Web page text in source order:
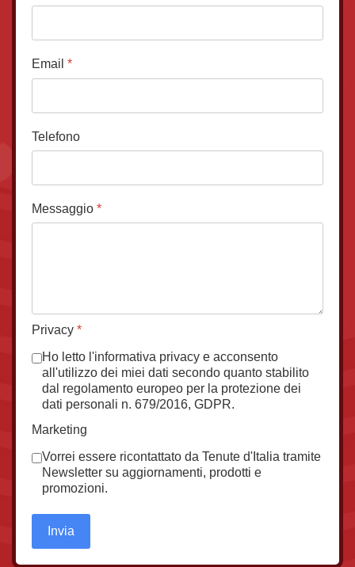
Email *
Telefono
Messaggio *
Privacy *
Ho letto l'informativa privacy e acconsento
all'utilizzo dei miei dati secondo quanto stabilito
dal regolamento europeo per la protezione dei
dati personali n. 679/2016, GDPR.
Marketing
Vorrei essere ricontattato da Tenute d'Italia tramite
Newsletter su aggiornamenti, prodotti e
promozioni.
Invia